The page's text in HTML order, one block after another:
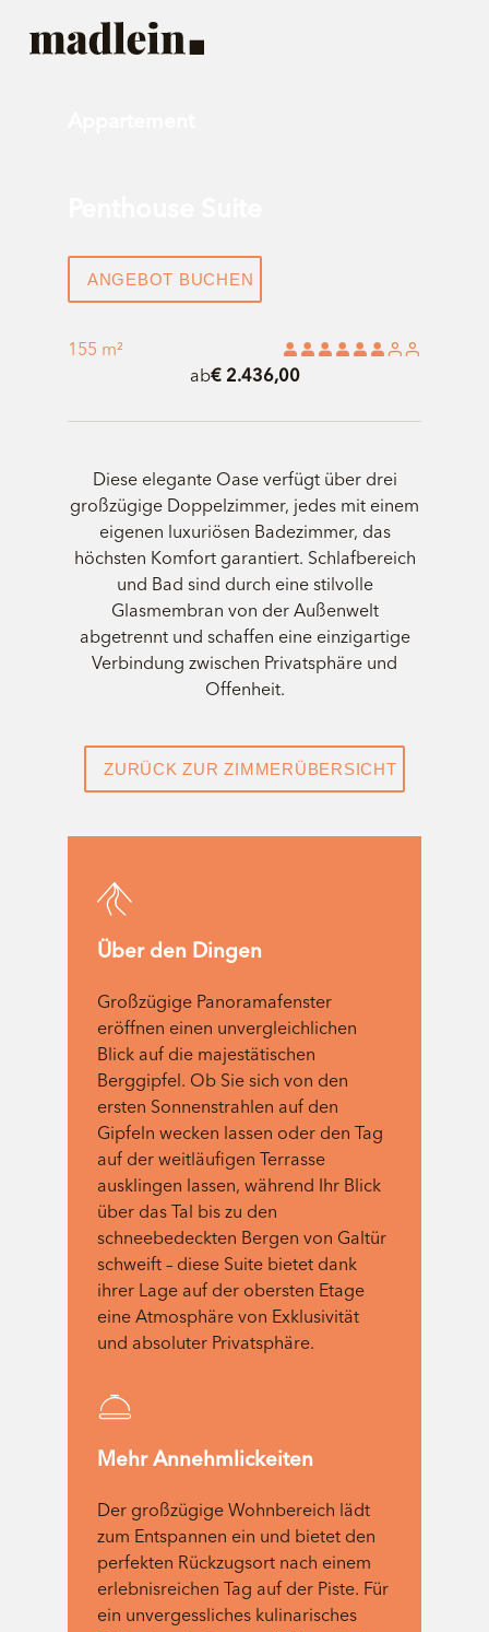
ANGEBOT BUCHEN
155 m²
ab€ 2.436,00
Diese elegante Oase verfügt über drei
großzügige Doppelzimmer, jedes mit einem
eigenen luxuriösen Badezimmer, das
höchsten Komfort garantiert. Schlafbereich
und Bad sind durch eine stilvolle
Glasmembran von der Außenwelt
abgetrennt und schaffen eine einzigartige
Verbindung zwischen Privatsphäre und
Offenheit.
ZURÜCK ZUR ZIMMERÜBERSICHT
Über den Dingen
Großzügige Panoramafenster
eröffnen einen unvergleichlichen
Blick auf die majestätischen
Berggipfel. Ob Sie sich von den
ersten Sonnenstrahlen auf den
Gipfeln wecken lassen oder den Tag
auf der weitläufigen Terrasse
ausklingen lassen, während Ihr Blick
über das Tal bis zu den
schneebedeckten Bergen von Galtür
schweift – diese Suite bietet dank
ihrer Lage auf der obersten Etage
eine Atmosphäre von Exklusivität
und absoluter Privatsphäre.
Mehr Annehmlickeiten
Der großzügige Wohnbereich lädt
zum Entspannen ein und bietet den
perfekten Rückzugsort nach einem
erlebnisreichen Tag auf der Piste. Für
ein unvergessliches kulinarisches